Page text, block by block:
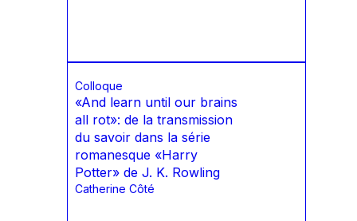
Colloque
«And learn until our brains
all rot»: de la transmission
du savoir dans la série
romanesque «Harry
Potter» de J. K. Rowling
Catherine Côté